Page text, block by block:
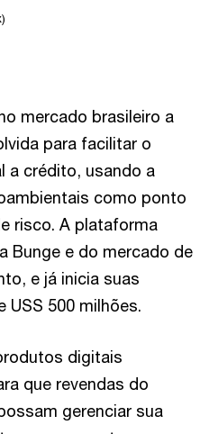
mercado brasileiro a
para facilitar o
a crédito, usando a
como ponto
risco. A plataforma
Bunge e do mercado de
e já inicia suas
USS 500 milhões.
digitais
que revendas do
gerenciar sua